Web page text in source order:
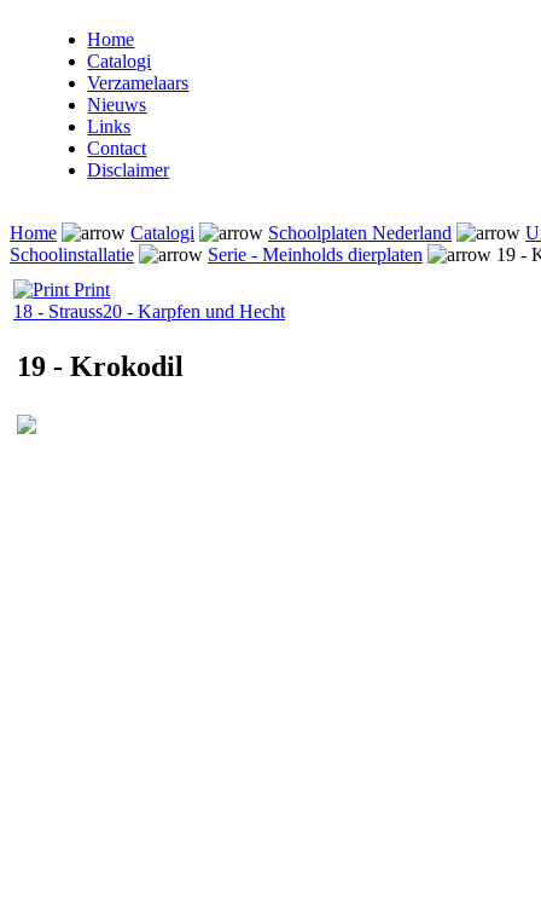
Home
Catalogi
Verzamelaars
Nieuws
Links
Contact
Disclaimer
Home Catalogi Schoolplaten Nederland
Schoolinstallatie
Serie - Meinholds dierplaten
19 -
Print
18 - Strauss20 - Karpfen und Hecht
19 - Krokodil